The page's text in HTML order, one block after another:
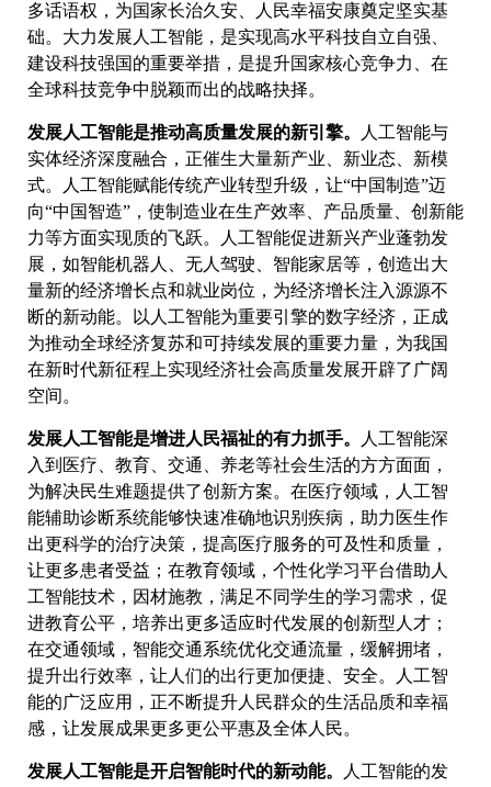
多话语权，为国家长治久安、人民幸福安康奠定坚实基
础。大力发展人工智能，是实现高水平科技自立自强、
建设科技强国的重要举措，是提升国家核心竞争力、在
全球科技竞争中脱颖而出的战略抉择。
发展人工智能是推动高质量发展的新引擎。
人工智能与
实体经济深度融合，正催生大量新产业、新业态、新模
式。人工智能赋能传统产业转型升级，让“中国制造”迈
向“中国智造”，使制造业在生产效率、产品质量、创新能
力等方面实现质的飞跃。人工智能促进新兴产业蓬勃发
展，如智能机器人、无人驾驶、智能家居等，创造出大
量新的经济增长点和就业岗位，为经济增长注入源源不
断的新动能。以人工智能为重要引擎的数字经济，正成
为推动全球经济复苏和可持续发展的重要力量，为我国
在新时代新征程上实现经济社会高质量发展开辟了广阔
空间。
发展人工智能是增进人民福祉的有力抓手。
人工智能深
入到医疗、教育、交通、养老等社会生活的方方面面，
为解决民生难题提供了创新方案。在医疗领域，人工智
能辅助诊断系统能够快速准确地识别疾病，助力医生作
出更科学的治疗决策，提高医疗服务的可及性和质量，
让更多患者受益；在教育领域，个性化学习平台借助人
工智能技术，因材施教，满足不同学生的学习需求，促
进教育公平，培养出更多适应时代发展的创新型人才；
在交通领域，智能交通系统优化交通流量，缓解拥堵，
提升出行效率，让人们的出行更加便捷、安全。人工智
能的广泛应用，正不断提升人民群众的生活品质和幸福
感，让发展成果更多更公平惠及全体人民。
发展人工智能是开启智能时代的新动能。
人工智能的发